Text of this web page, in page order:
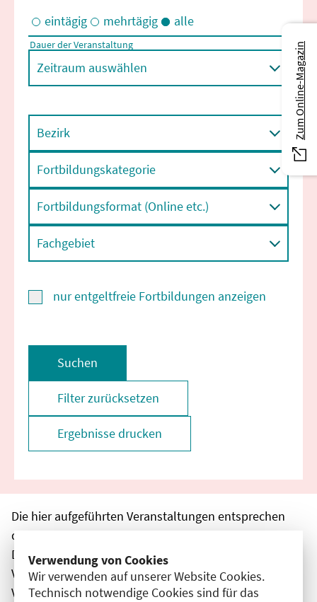
Verwendung von Cookies
Wir verwenden auf unserer Website Cookies.
Technisch notwendige Cookies sind für das
Eintägige und/oder mehrtägige Veranstaltungen
eintägig mehrtägig alle
Dauer der Veranstaltung
Zeitraum auswählen
Bezirk
Fortbildungskategorie
Fortbildungsformat (Online etc.)
Fachgebiet
nur entgeltfreie Fortbildungen anzeigen
Suchen
Filter zurücksetzen
Ergebnisse drucken
Die hier aufgeführten Veranstaltungen entsprechen
den unmittelbar vom Veranstalter getätigten Angaben.
Die Ärztekammer Berlin übernimmt keine
Verantwortung für den Inhalt, die Haftung obliegt dem
Veranstalter.
Zum Online-Magazin